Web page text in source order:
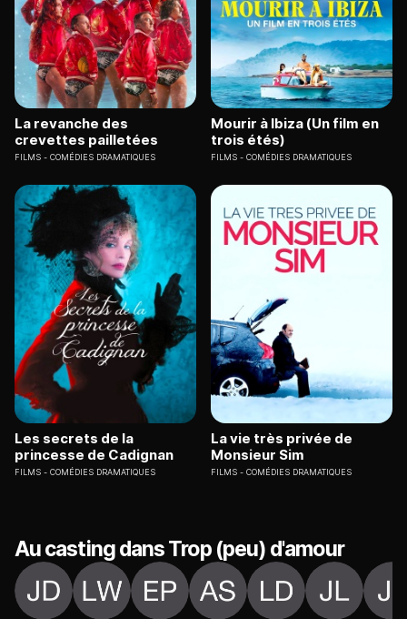
La revanche des
crevettes pailletées
FILMS COMÉDIES DRAMATIQUES
Mourir à Ibiza (Un film en
trois étés)
FILMS COMÉDIES DRAMATIQUES
Les secrets de la
princesse de Cadignan
FILMS COMÉDIES DRAMATIQUES
La vie très privée de
Monsieur Sim
FILMS COMÉDIES DRAMATIQUES
Au casting dans Trop (peu) d'amour